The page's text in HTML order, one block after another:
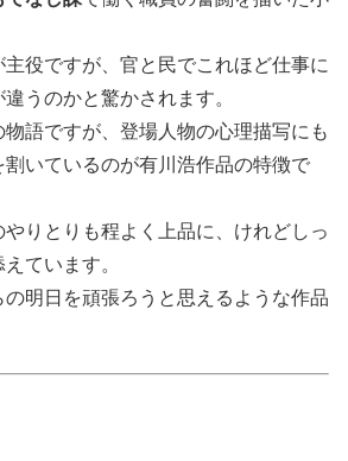
役ですが、官と民でこれほど仕事に
うのかと驚かされます。
語ですが、登場人物の心理描写にも
いているのが有川浩作品の特徴で
りとりも程よく上品に、けれどしっ
ています。
明日を頑張ろうと思えるような作品